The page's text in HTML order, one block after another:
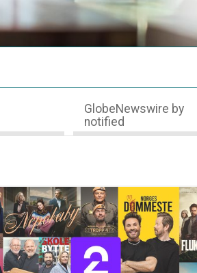
GlobeNewswire by
notified